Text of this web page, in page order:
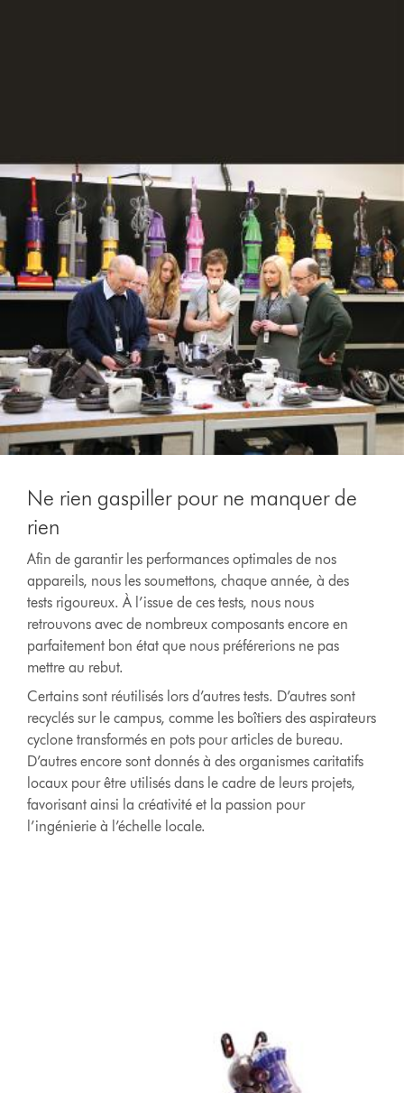
Ne rien gaspiller pour ne manquer de
rien
Afin de garantir les performances optimales de nos
appareils, nous les soumettons, chaque année, à des
tests rigoureux. À l’issue de ces tests, nous nous
retrouvons avec de nombreux composants encore en
parfaitement bon état que nous préférerions ne pas
mettre au rebut.
Certains sont réutilisés lors d’autres tests. D’autres sont
recyclés sur le campus, comme les boîtiers des aspirateurs
cyclone transformés en pots pour articles de bureau.
D’autres encore sont donnés à des organismes caritatifs
locaux pour être utilisés dans le cadre de leurs projets,
favorisant ainsi la créativité et la passion pour
l’ingénierie à l’échelle locale.